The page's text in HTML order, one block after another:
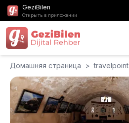
GeziBilen
Открыть в приложении
Домашняя страница > travelpoint